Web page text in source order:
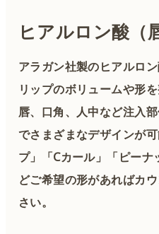
ヒアルロン酸（
アラガン社製のヒアルロ
リップのボリュームや形
唇、口角、人中など注入
でさまざまなデザインが
プ」「Cカール」「ピー
どご希望の形があればカ
さい。